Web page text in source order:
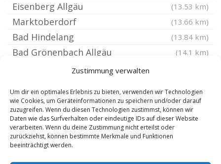
Zustimmung verwalten
Um dir ein optimales Erlebnis zu bieten, verwenden wir Technologien
wie Cookies, um Geräteinformationen zu speichern und/oder darauf
zuzugreifen. Wenn du diesen Technologien zustimmst, können wir
Daten wie das Surfverhalten oder eindeutige IDs auf dieser Website
verarbeiten. Wenn du deine Zustimmung nicht erteilst oder
zurückziehst, können bestimmte Merkmale und Funktionen
beeinträchtigt werden.
Eisenberg Allgäu (13.53 km)
Marktoberdorf (13.66 km)
Bad Hindelang (13.84 km)
Bad Grönenbach Allgäu (14.1 km)
Maierhöfen Allgäu (14.38 km)
Hopferau (14.39 km)
Legau (14.45 km)
Isny im Allgäu
Ofterschwang